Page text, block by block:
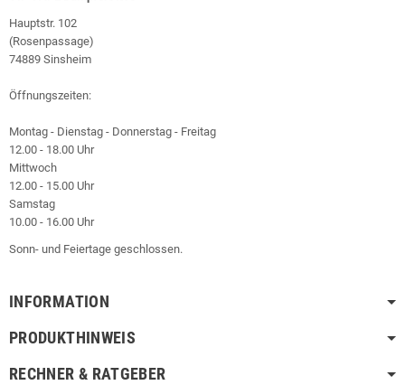
Hauptstr. 102
(Rosenpassage)
74889 Sinsheim
Öffnungszeiten:
Montag - Dienstag - Donnerstag - Freitag
12.00 - 18.00 Uhr
Mittwoch
12.00 - 15.00 Uhr
Samstag
10.00 - 16.00 Uhr
Sonn- und Feiertage geschlossen.
INFORMATION
PRODUKTHINWEIS
RECHNER & RATGEBER